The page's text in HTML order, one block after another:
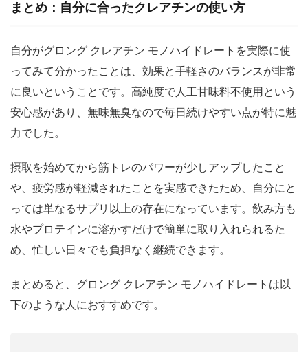
まとめ：自分に合ったクレアチンの使い方
自分がグロング クレアチン モノハイドレートを実際に使
ってみて分かったことは、効果と手軽さのバランスが非常
に良いということです。高純度で人工甘味料不使用という
安心感があり、無味無臭なので毎日続けやすい点が特に魅
力でした。
摂取を始めてから筋トレのパワーが少しアップしたこと
や、疲労感が軽減されたことを実感できたため、自分にと
っては単なるサプリ以上の存在になっています。飲み方も
水やプロテインに溶かすだけで簡単に取り入れられるた
め、忙しい日々でも負担なく継続できます。
まとめると、グロング クレアチン モノハイドレートは以
下のような人におすすめです。